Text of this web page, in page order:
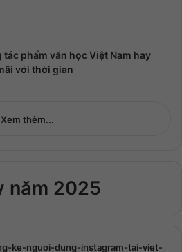
tác phẩm văn học Việt Nam hay
với thời gian
Xem thêm...
năm 2025
ke-nguoi-dung-instagram-tai-viet-